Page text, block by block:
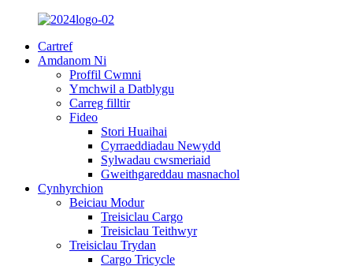
Cartref
Amdanom Ni
Proffil Cwmni
Ymchwil a Datblygu
Carreg filltir
Fideo
Stori Huaihai
Cyrraeddiadau Newydd
Sylwadau cwsmeriaid
Gweithgareddau masnachol
Cynhyrchion
Beiciau Modur
Treisiclau Cargo
Treisiclau Teithwyr
Treisiclau Trydan
Cargo Tricycle